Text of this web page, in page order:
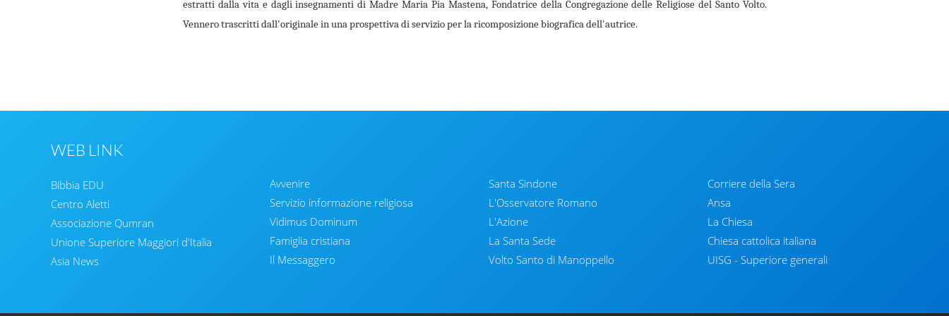
estratti dalla vita e dagli insegna­menti di Madre Maria Pia Mastena, Fondatrice della Congregazione delle Religiose del Santo Vol­to.
Vennero trascritti dall'originale in una prospet­tiva di servizio per la ricomposizione biografica dell'autrice.
WEB LINK
Bibbia EDU
Centro Aletti
Associazione Qumran
Unione Superiore Maggiori d'Italia
Asia News
Avvenire
Servizio informazione religiosa
Vidimus Dominum
Famiglia cristiana
Il Messaggero
Santa Sindone
L'Osservatore Romano
L'Azione
La Santa Sede
Volto Santo di Manoppello
Corriere della Sera
Ansa
La Chiesa
Chiesa cattolica italiana
UISG - Superiore generali